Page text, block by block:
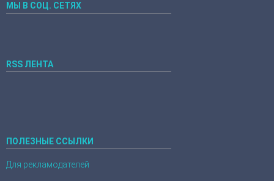
ПОЛЕЗНЫЕ ССЫЛКИ
Для рекламодателей
МЫ В СОЦ. СЕТЯХ
RSS ЛЕНТА